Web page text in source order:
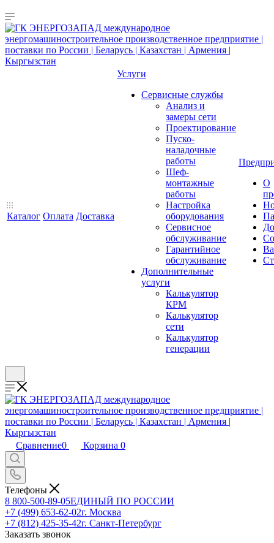
Каталог Оплата Доставка
Услуги
Сервисные службы
Анализ и
замеры сети
Проектирование
Пуско-
наладочные
работы
Шеф-
монтажные
работы
Настройка
оборудования
Сервисное
обслуживание
Гарантийное
обслуживание
Дополнительные
услуги
Калькулятор
КРМ
Калькулятор
сети
Калькулятор
генерации
О
Сравнение0 Корзина 0
Телефоны
8 800-500-89-05ЕДИНЫЙ ПО РОССИИ
+7 (499) 653-62-02г. Москва
+7 (812) 425-35-42г. Санкт-Петербург
Заказать звонок